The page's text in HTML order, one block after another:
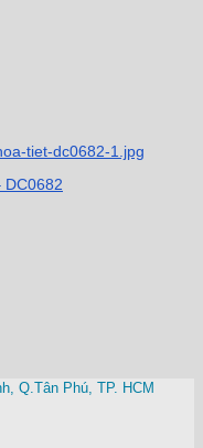
DC0682
Q.Tân Phú, TP. HCM